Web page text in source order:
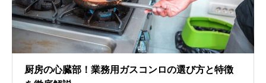
厨房の心臓部！業務用ガスコンロの選び方と特徴